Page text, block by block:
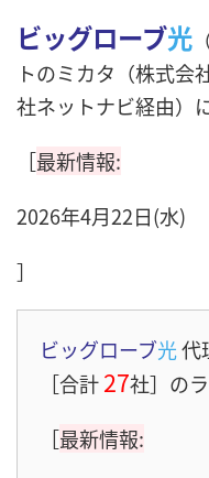
ビッグローブ光
トのミカタ（株式会
社ネットナビ経由）
［最新情報:
2026年4月22日(水)
］
ビッグローブ光代
［合計27社］の
［最新情報: